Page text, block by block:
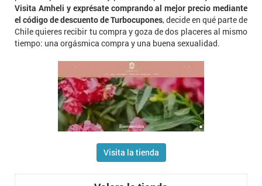
Visita Amheli y exprésate comprando al mejor precio mediante
el código de descuento de Turbocupones, decide en qué parte de
Chile quieres recibir tu compra y goza de dos placeres al mismo
tiempo: una orgásmica compra y una buena sexualidad.
Visita la tienda